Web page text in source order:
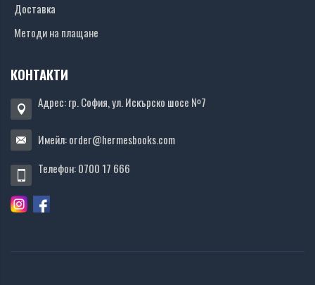
Доставка
Методи на плащане
КОНТАКТИ
Адрес: гр. София, ул. Искърско шосе №7
Имейл:order@hermesbooks.com
Телефон:0700 17 666